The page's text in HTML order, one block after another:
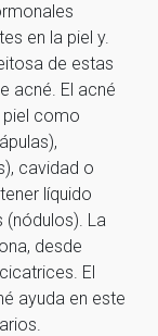
en la piel y.
de estas
acné. El acné
piel como
cavidad o
líquido
(nódulos). La
desde
El
ayuda en este